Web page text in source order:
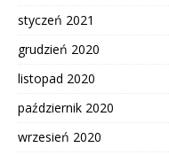
styczeń 2021
grudzień 2020
listopad 2020
październik 2020
wrzesień 2020